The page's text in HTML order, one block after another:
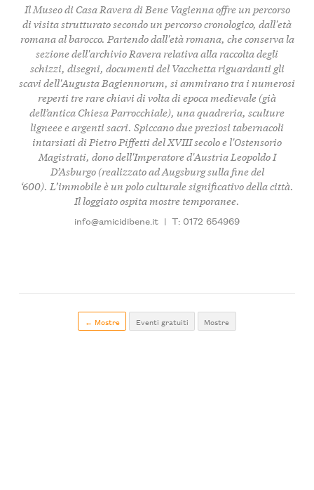
Il Museo di Casa Ravera di Bene Vagienna offre un percorso
di visita strutturato secondo un percorso cronologico, dall'età
romana al barocco. Partendo dall'età romana, che conserva la
sezione dell'archivio Ravera relativa alla raccolta degli
schizzi, disegni, documenti del Vacchetta riguardanti gli
scavi dell'Augusta Bagiennorum, si ammirano tra i numerosi
reperti tre rare chiavi di volta di epoca medievale (già
dell’antica Chiesa Parrocchiale), una quadreria, sculture
ligneee e argenti sacri. Spiccano due preziosi tabernacoli
intarsiati di Pietro Piffetti del XVIII secolo e l'Ostensorio
Magistrati, dono dell'Imperatore d'Austria Leopoldo I
D’Asburgo (realizzato ad Augsburg sulla fine del
‘600). L’immobile è un polo culturale significativo della città.
Il loggiato ospita mostre temporanee.
info@amicidibene.it | T: 0172 654969
← Mostre Eventi gratuiti Mostre